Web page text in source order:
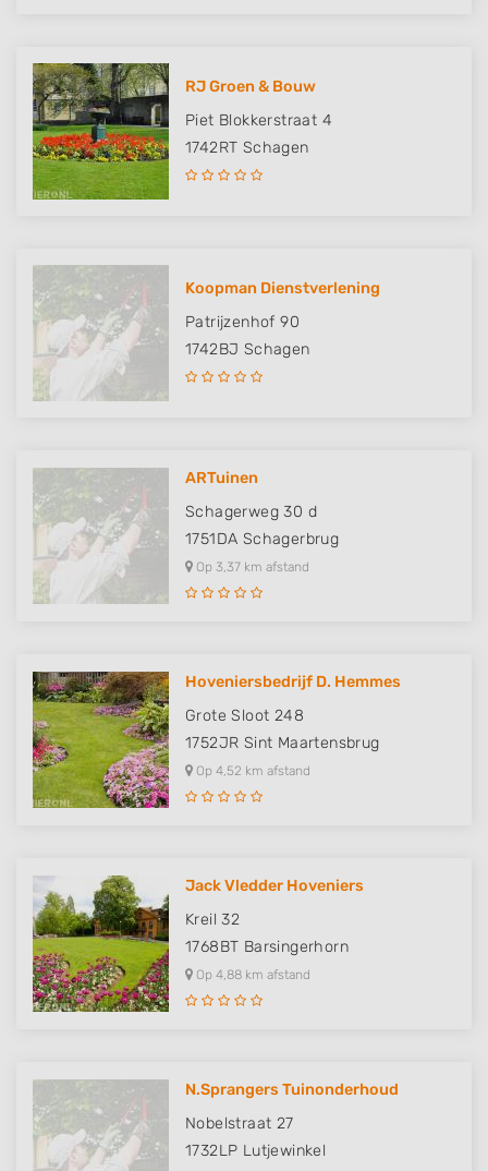
RJ Groen & Bouw
Piet Blokkerstraat 4
1742RT Schagen
Koopman Dienstverlening
Patrijzenhof 90
1742BJ Schagen
ARTuinen
Schagerweg 30 d
1751DA Schagerbrug
Op 3,37 km afstand
Hoveniersbedrijf D. Hemmes
Grote Sloot 248
1752JR Sint Maartensbrug
Op 4,52 km afstand
Jack Vledder Hoveniers
Kreil 32
1768BT Barsingerhorn
Op 4,88 km afstand
N.Sprangers Tuinonderhoud
Nobelstraat 27
1732LP Lutjewinkel